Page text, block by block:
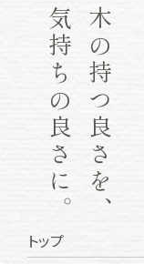
木の持つ良さを、
気持ちの良さに。
トップ